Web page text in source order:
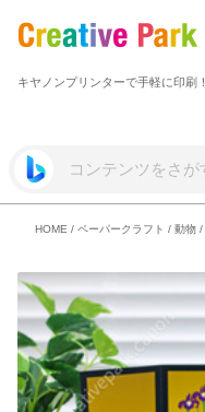
キヤノンプリンターで手軽に印刷！
HOME / ペーパークラフト / 動物 /